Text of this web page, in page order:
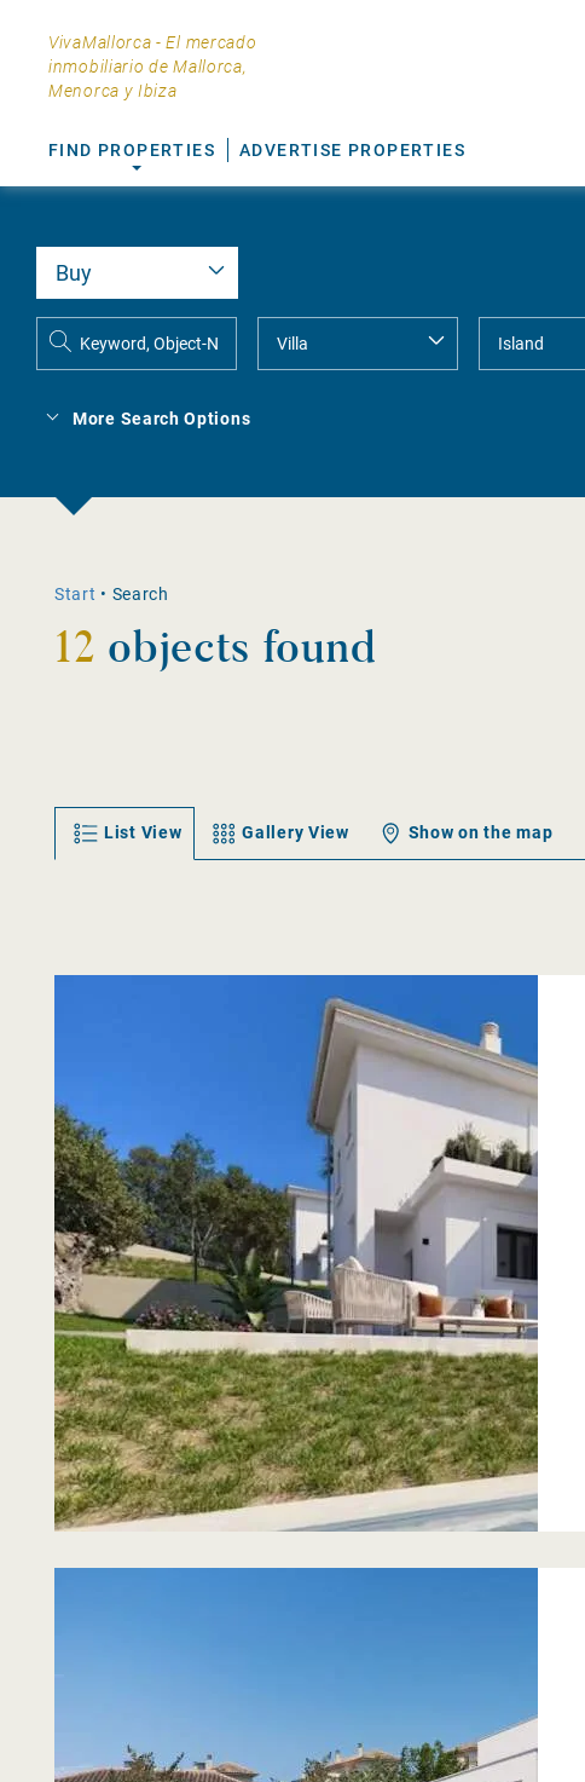
VivaMallorca - El mercado
inmobiliario de Mallorca,
Menorca y Ibiza
FIND PROPERTIES ADVERTISE PROPERTIES
More Search Options
Start • Search
12 objects found
List View Gallery View Show on the map